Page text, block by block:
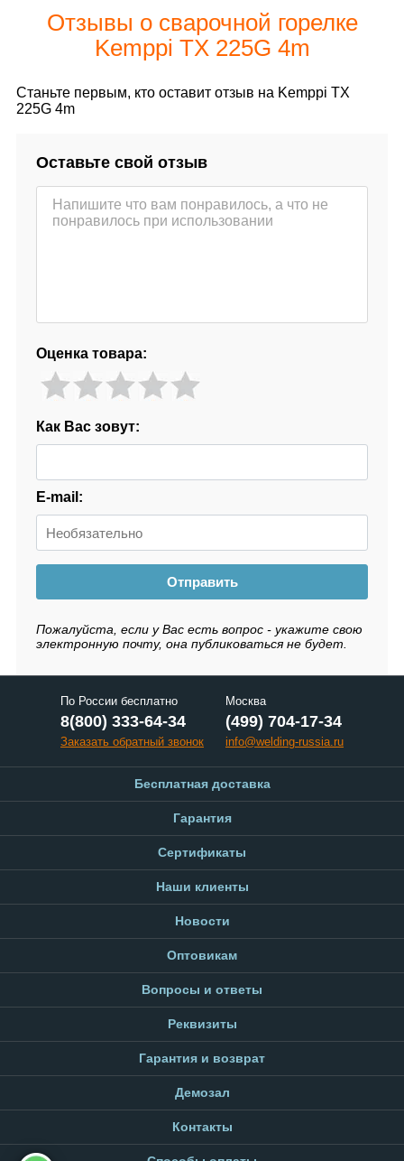
Отзывы о сварочной горелке
Kemppi TX 225G 4m
Станьте первым, кто оставит отзыв на Kemppi TX
225G 4m
Оставьте свой отзыв
Оценка товара:
Как Вас зовут:
E-mail:
Отправить
Пожалуйста, если у Вас есть вопрос - укажите свою
электронную почту, она публиковаться не будет.
По России бесплатно
8(800) 333-64-34
Заказать обратный звонок
Москва
(499) 704-17-34
info@welding-russia.ru
Бесплатная доставка
Гарантия
Сертификаты
Наши клиенты
Новости
Оптовикам
Вопросы и ответы
Реквизиты
Гарантия и возврат
Демозал
Контакты